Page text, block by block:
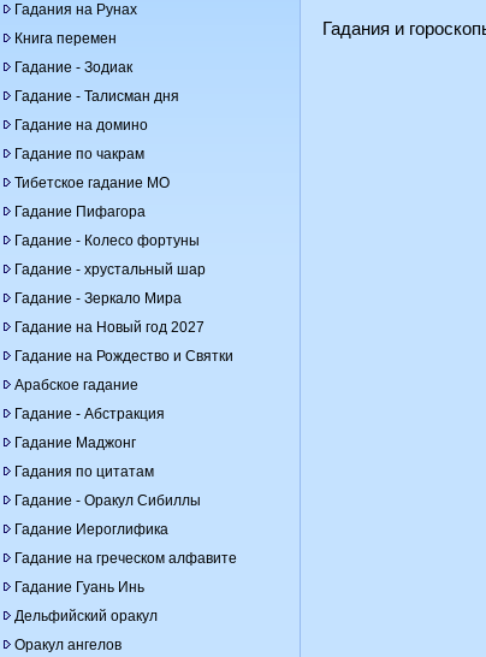
Гадания на Рунах
Книга перемен
Гадание - Зодиак
Гадание - Талисман дня
Гадание на домино
Гадание по чакрам
Тибетское гадание МО
Гадание Пифагора
Гадание - Колесо фортуны
Гадание - хрустальный шар
Гадание - Зеркало Мира
Гадание на Новый год 2027
Гадание на Рождество и Святки
Арабское гадание
Гадание - Абстракция
Гадание Маджонг
Гадания по цитатам
Гадание - Оракул Сибиллы
Гадание Иероглифика
Гадание на греческом алфавите
Гадание Гуань Инь
Дельфийский оракул
Оракул ангелов
Гадания и